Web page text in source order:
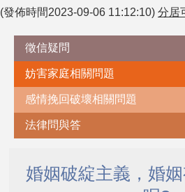
(發佈時間2023-09-06 11:12:10) 分居
徵信疑問
妨害家庭相關問題
感情挽回破壞相關問題
法律問與答
婚姻破綻主義，婚